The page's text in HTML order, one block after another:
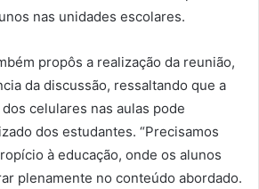
nas unidades escolares.
propôs a realização da reunião,
da discussão, ressaltando que a
celulares nas aulas pode
dos estudantes. “Precisamos
à educação, onde os alunos
plenamente no conteúdo abordado.